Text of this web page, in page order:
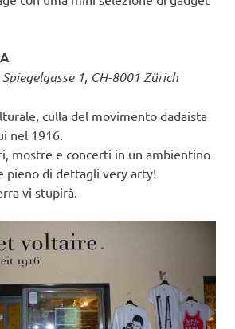
Spiegelgasse 1, CH-8001 Zürich
culla del movimento dadaista
nel 1916.
mostre e concerti in un ambientino
pieno di dettagli very arty!
vi stupirà.